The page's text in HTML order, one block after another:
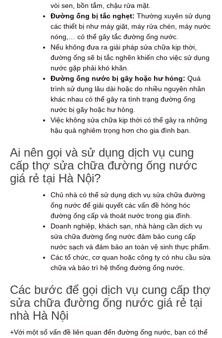
vòi sen, bồn tắm, chậu rửa mặt.
Đường ống bị tắc nghẹt: Thường xuyên sử dụng
các thiết bị như máy giặt, máy rửa chén, máy nước
nóng,… có thể gây tắc đường ống nước.
Nếu không đưa ra giải pháp sửa chữa kịp thời,
đường ống sẽ bị tắc nghẽn khiến cho việc sử dụng
nước gặp phải khó khăn.
Đường ống nước bị gãy hoặc hư hỏng: Quá
trình sử dụng lâu dài hoặc do nhiều nguyên nhân
khác nhau có thể gây ra tình trạng đường ống
nước bị gãy hoặc hư hỏng.
Việc không sửa chữa kịp thời có thể gây ra những
hậu quả nghiêm trọng hơn cho gia đình bạn.
Ai nên gọi và sử dụng dịch vụ cung
cấp thợ sửa chữa đường ống nước
giá rẻ tại Hà Nội?
Chủ nhà có thể sử dụng dịch vụ sửa chữa đường
ống nước để giải quyết các vấn đề hỏng hóc
đường ống cấp và thoát nước trong gia đình.
Doanh nghiệp, khách sạn, nhà hàng cần dịch vụ
sửa chữa đường ống nước đảm bảo cung cấp
nước sạch và đảm bảo an toàn vệ sinh thực phẩm.
Các tổ chức, cơ quan hoặc công ty có nhu cầu sửa
chữa và bảo trì hệ thống đường ống nước.
Các bước để gọi dịch vụ cung cấp thợ
sửa chữa đường ống nước giá rẻ tại
nhà Hà Nội
+Với một số vấn đề liên quan đến đường ống nước, bạn có thể